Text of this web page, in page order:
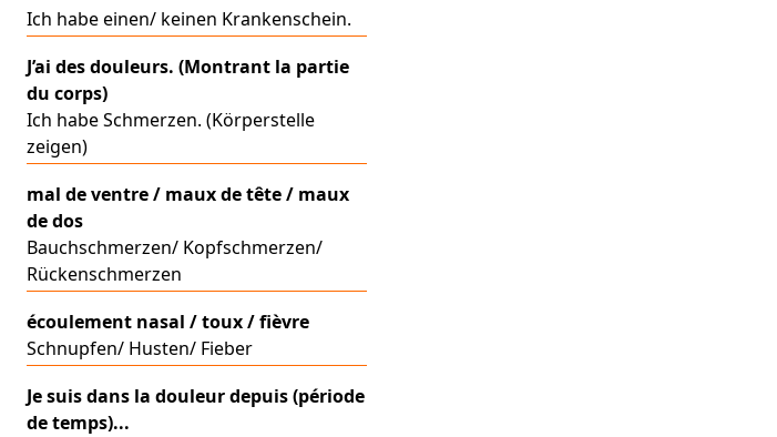
Ich habe einen/ keinen Krankenschein.
J’ai des douleurs. (Montrant la partie
du corps)
Ich habe Schmerzen. (Körperstelle
zeigen)
mal de ventre / maux de tête / maux
de dos
Bauchschmerzen/ Kopfschmerzen/
Rückenschmerzen
écoulement nasal / toux / fièvre
Schnupfen/ Husten/ Fieber
Je suis dans la douleur depuis (période
de temps)...